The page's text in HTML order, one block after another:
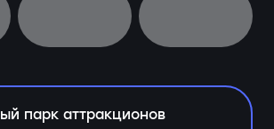
парк аттракционов